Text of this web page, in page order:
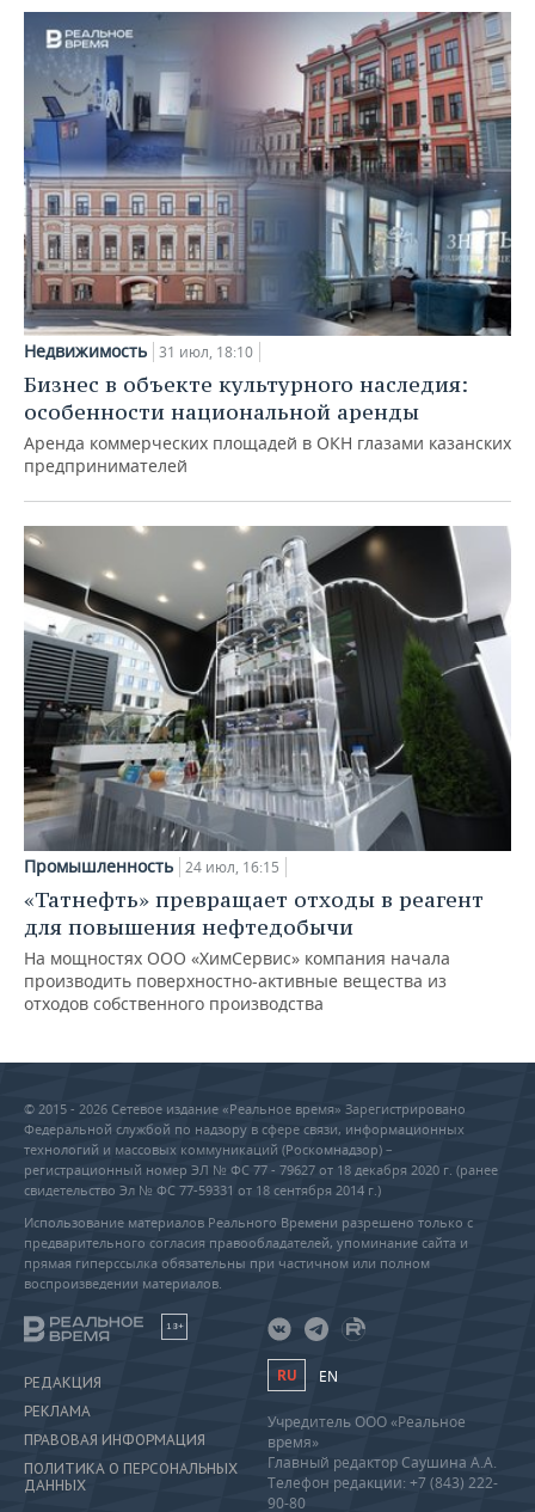
Недвижимость 31 июл, 18:10
Бизнес в объекте культурного наследия:
особенности национальной аренды
Аренда коммерческих площадей в ОКН глазами казанских
предпринимателей
Промышленность 24 июл, 16:15
«Татнефть» превращает отходы в реагент
для повышения нефтедобычи
На мощностях ООО «ХимСервис» компания начала
производить поверхностно-активные вещества из
отходов собственного производства
© 2015 - 2026 Сетевое издание «Реальное время» Зарегистрировано
Федеральной службой по надзору в сфере связи, информационных
технологий и массовых коммуникаций (Роскомнадзор) –
регистрационный номер ЭЛ № ФС 77 - 79627 от 18 декабря 2020 г. (ранее
свидетельство Эл № ФС 77-59331 от 18 сентября 2014 г.)
Использование материалов Реального Времени разрешено только с
предварительного согласия правообладателей, упоминание сайта и
прямая гиперссылка обязательны при частичном или полном
воспроизведении материалов.
18+
РЕДАКЦИЯ
РЕКЛАМА
ПРАВОВАЯ ИНФОРМАЦИЯ
ПОЛИТИКА О ПЕРСОНАЛЬНЫХ
ДАННЫХ
RU EN
Учредитель ООО «Реальное
время»
Главный редактор Саушина А.А.
Телефон редакции: +7 (843) 222-
90-80